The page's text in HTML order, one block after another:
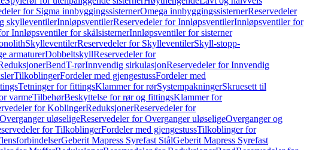
for Sigma innbyggingssisternerOmega innbyggingssisternerReservedeler
skylleventilerInnløpsventilerReservedeler for InnløpsventilerInnløpsventiler for
Innløpsventiler for skålsisternerInnløpsventiler for sisterner
SkylleventilerReservedeler for SkylleventilerSkyll-stopp-
armaturerDobbeltskyllReservedeler for
BendT-rørInnvendig sirkulasjonReservedeler for Innvendig
TilkoblingerFordeler med gjengestussFordeler med
Tetninger for fittingsKlammer for rørSystempakningerSkruesett til
varmeTilbehørBeskyttelse for rør og fittingsKlammer for
for KoblingerReduksjonerReservedeler for
Overganger uløseligeReservedeler for Overganger uløseligeOverganger og
for TilkoblingerFordeler med gjengestussTilkoblinger for
Geberit Mapress Syrefast StålGeberit Mapress Syrefast